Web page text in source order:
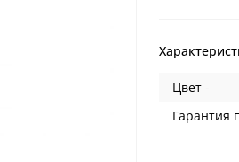
Цвет -
Гарантия